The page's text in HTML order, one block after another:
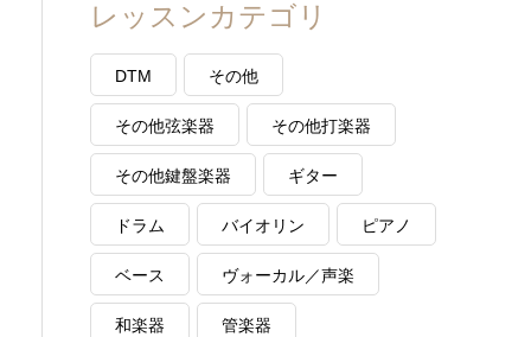
レッスンカテゴリ
DTM その他
その他弦楽器 その他打楽器
その他鍵盤楽器 ギター
ドラム バイオリン ピアノ
ベース ヴォーカル／声楽
和楽器 管楽器